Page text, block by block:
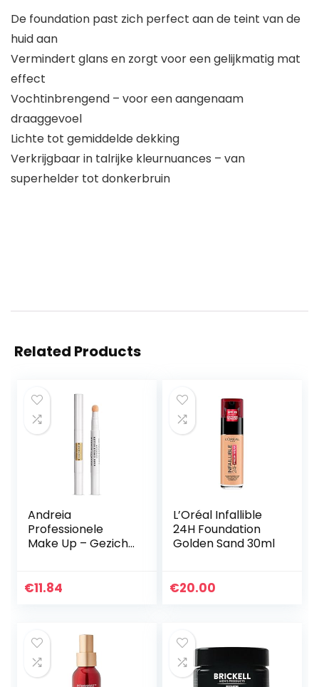
De foundation past zich perfect aan de teint van de
huid aan
Vermindert glans en zorgt voor een gelijkmatig mat
effect
Vochtinbrengend – voor een aangenaam
draaggevoel
Lichte tot gemiddelde dekking
Verkrijgbaar in talrijke kleurnuances – van
superhelder tot donkerbruin
Related Products
Andreia
Professionele
Make Up – Gezicht
04
€11.84
L’Oréal Infallible
24H Foundation
Golden Sand 30ml
€20.00